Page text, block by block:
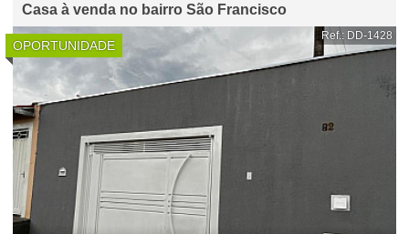
Casa à venda no bairro São Francisco
OPORTUNIDADE
Ref.: DD-1428